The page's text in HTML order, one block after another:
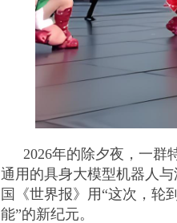
2026年的除夕夜，一群
通用的具身大模型机器人
国《世界报》用“这次，轮
能”的新纪元。